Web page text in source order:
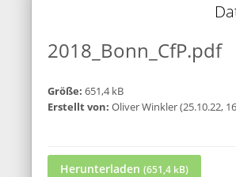
2018_Bonn_CfP.pdf
Größe: 651,4 kB
Erstellt von: Oliver Winkler (25.10.22,
Herunterladen (651,4 kB)